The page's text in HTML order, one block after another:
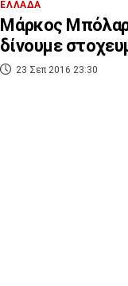
ΕΛΛΑΔΑ
Μάρκος
δίνουμε
23 Σεπ 2016 23:30